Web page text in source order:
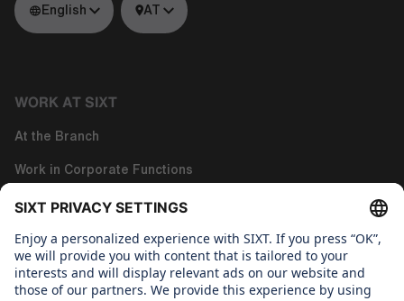
English AT
WORK AT SIXT
At the Branch
Work in Corporate Functions
Work in Tech
About us
WHAT WE CARE ABOUT